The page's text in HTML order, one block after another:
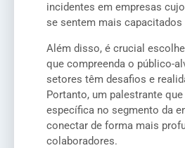
incidentes em empresas
se sentem mais
Além disso, é crucial
que compreenda o público-
setores têm desafios e
Portanto, um palestrante
específica no segmento da
conectar de forma mais
colaboradores.